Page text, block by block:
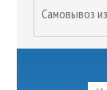
Самовывоз